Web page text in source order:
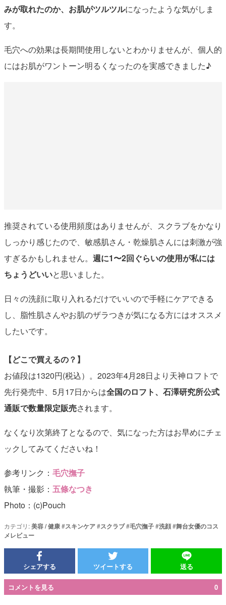
みが取れたのか、お肌がツルツルになったような気がしま
す。
毛穴への効果は長期間使用しないとわかりませんが、個人的
にはお肌がワントーン明るくなったのを実感できました♪
推奨されている使用頻度はありませんが、スクラブをかなり
しっかり感じたので、敏感肌さん・乾燥肌さんには刺激が強
すぎるかもしれません。 週に1〜2回ぐらいの使用が私には
ちょうどいいと思いました。
日々の洗顔に取り入れるだけでいいので手軽にケアできる
し、脂性肌さんやお肌のザラつきが気になる方にはオススメ
したいです。
【どこで買えるの？】
お値段は1320円(税込）。2023年4月28日より天神ロフトで
先行発売中、5月17日からは全国のロフト、石澤研究所公式
通販で数量限定販売されます。
なくなり次第終了となるので、気になった方はお早めにチェ
ックしてみてくださいね！
参考リンク： 毛穴撫子
執筆・撮影： 五條なつき
Photo：(c)Pouch
カテゴリ:美容 / 健康#スキンケア#スクラブ#毛穴撫子#洗顔#舞台女優のコス
メレビュー
シェアする ツイートする 送る
コメントを見る 0